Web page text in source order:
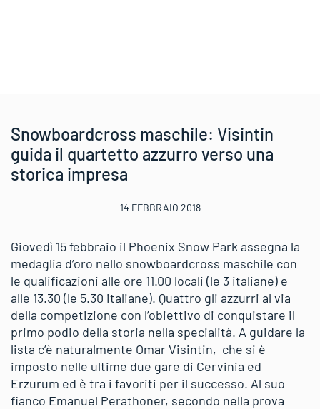
Snowboardcross maschile: Visintin
guida il quartetto azzurro verso una
storica impresa
14 FEBBRAIO 2018
Giovedì 15 febbraio il Phoenix Snow Park assegna la
medaglia d’oro nello snowboardcross maschile con
le qualificazioni alle ore 11.00 locali (le 3 italiane) e
alle 13.30 (le 5.30 italiane). Quattro gli azzurri al via
della competizione con l’obiettivo di conquistare il
primo podio della storia nella specialità. A guidare la
lista c’è naturalmente Omar Visintin, che si è
imposto nelle ultime due gare di Cervinia ed
Erzurum ed è tra i favoriti per il successo. Al suo
fianco Emanuel Perathoner, secondo nella prova